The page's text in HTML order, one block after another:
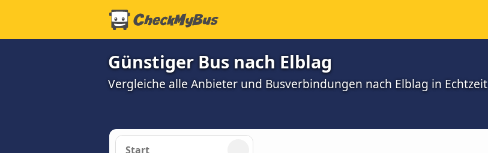
Günstiger Bus nach Elblag
Vergleiche alle Anbieter und Busverbindungen nach Elblag in Echtzeit